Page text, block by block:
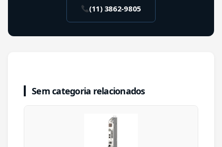
(11) 3862-9805
Sem categoria relacionados